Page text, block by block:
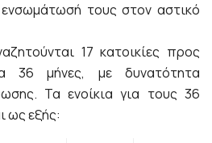
ενσωμάτωσή τους στον αστικό
17 κατοικίες προς
36 μήνες, με δυνατότητα
Τα ενοίκια για τους 36
ως εξής: